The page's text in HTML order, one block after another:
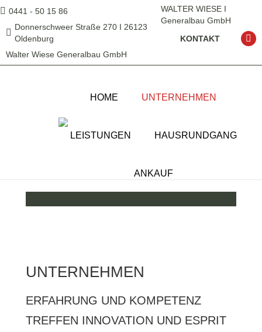
0441 - 50 15 86
Donnerschweer Straße 270 I 26123
Oldenburg
Walter Wiese Generalbau GmbH
WALTER WIESE I
Generalbau GmbH
KONTAKT
HOME UNTERNEHMEN
LEISTUNGEN HAUSRUNDGANG
ANKAUF
UNTERNEHMEN
ERFAHRUNG UND KOMPETENZ
TREFFEN INNOVATION UND ESPRIT